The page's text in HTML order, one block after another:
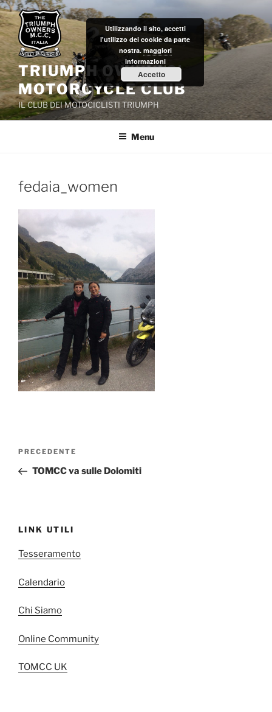
Salta
al
contenuto
TRIUMPH OWNERS'
MOTORCYCLE CLUB
IL CLUB DEI MOTOCICLISTI TRIUMPH
Menu
fedaia_women
Navigazione
Articolo
precedente:
PRECEDENTE
TOMCC va sulle Dolomiti
LINK UTILI
Tesseramento
Calendario
Chi Siamo
Online Community
TOMCC UK
Utilizzando il sito, accetti
l'utilizzo dei cookie da parte
nostra. maggiori
informazioni
Accetto